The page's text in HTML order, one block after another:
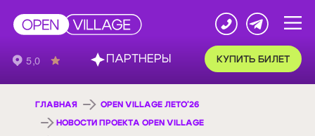
КУПИТЬ БИЛЕТ
ГЛАВНАЯ OPEN VILLAGE ЛЕТО'26
НОВОСТИ ПРОЕКТА OPEN VILLAGE